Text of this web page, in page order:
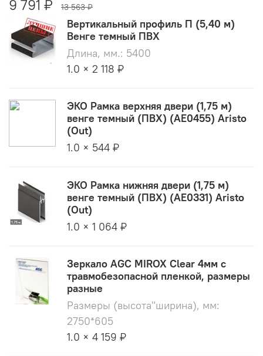
9 791 ₽ 13 563 ₽
Вертикальный профиль П (5,40 м)
Венге темный ПВХ
Длина, мм.: 5400
1.0 × 2 118 ₽
ЭКО Рамка верхняя двери (1,75 м)
венге темный (ПВХ) (AE0455) Aristo
(Out)
1.0 × 544 ₽
ЭКО Рамка нижняя двери (1,75 м)
венге темный (ПВХ) (AE0331) Aristo
(Out)
1.0 × 1 064 ₽
Зеркало AGC MIROX Clear 4мм с
травмобезопасной пленкой, размеры
разные
Размеры (высота"ширина), мм:
2750*605
1.0 × 4 159 ₽